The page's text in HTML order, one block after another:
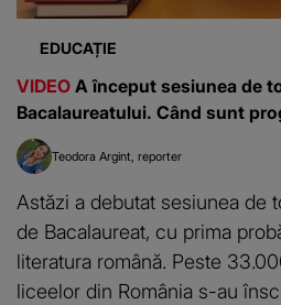
EDUCAȚIE
VIDEO A început sesiunea de
Bacalaureatului. Când sunt
Teodora Argint reporter
Astăzi a debutat sesiunea de
de Bacalaureat, cu prima
literatura română. Peste
liceelor din România s-au